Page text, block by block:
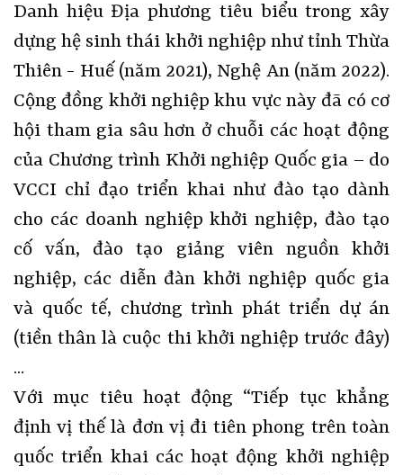
Danh hiệu Địa phương tiêu biểu trong xây
dựng hệ sinh thái khởi nghiệp như tỉnh Thừa
Thiên - Huế (năm 2021), Nghệ An (năm 2022).
Cộng đồng khởi nghiệp khu vực này đã có cơ
hội tham gia sâu hơn ở chuỗi các hoạt động
của Chương trình Khởi nghiệp Quốc gia – do
VCCI chỉ đạo triển khai như đào tạo dành
cho các doanh nghiệp khởi nghiệp, đào tạo
cố vấn, đào tạo giảng viên nguồn khởi
nghiệp, các diễn đàn khởi nghiệp quốc gia
và quốc tế, chương trình phát triển dự án
(tiền thân là cuộc thi khởi nghiệp trước đây)
...
Với mục tiêu hoạt động “Tiếp tục khẳng
định vị thế là đơn vị đi tiên phong trên toàn
quốc triển khai các hoạt động khởi nghiệp